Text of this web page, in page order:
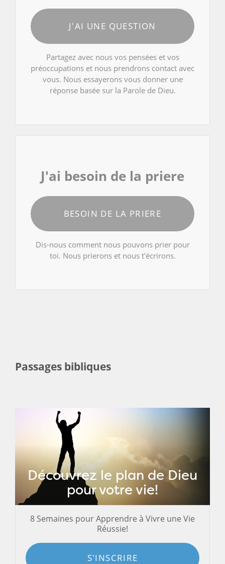
J'AI UNE QUESTION
Partagez avec nous vos pensées et vos
préoccupations et nous prendrons contact avec
vous. Nous essayerons vous donner une
réponse basée sur la Parole de Dieu.
J'ai besoin de la priere
BESOIN DE LA PRIERE
Dis-nous comment nous pouvons prier pour
toi. Nous prierons et nous t'écrirons.
Passages bibliques
Découvrez le plan de Dieu
pour votre vie!
8 Semaines pour Apprendre à Vivre une Vie
Réussie!
S'INSCRIRE